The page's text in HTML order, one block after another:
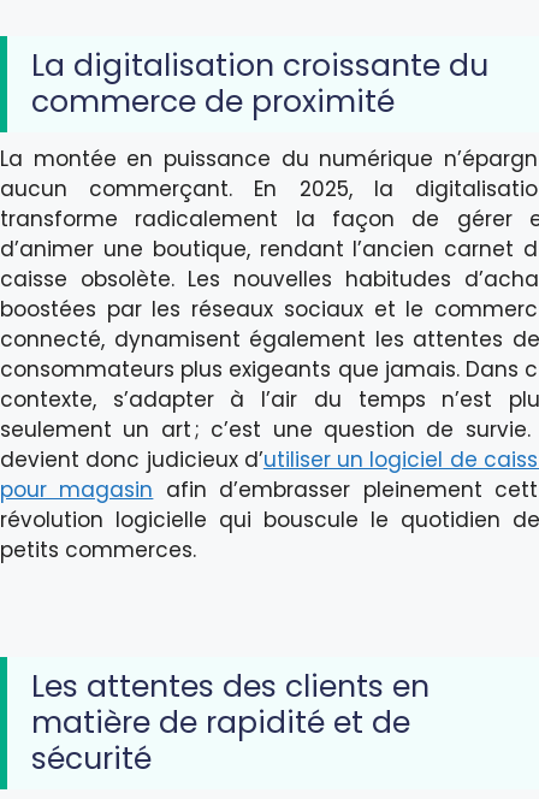
La digitalisation croissante du
commerce de proximité
La montée en puissance du numérique
aucun commerçant. En 2025, la
transforme radicalement la façon de gérer
d’animer une boutique, rendant l’ancien carnet
caisse obsolète. Les nouvelles habitudes
boostées par les réseaux sociaux et le
connecté, dynamisent également les attentes
consommateurs plus exigeants que jamais. Dans
contexte, s’adapter à l’air du temps n’est
seulement un art ; c’est une question de survie.
devient donc judicieux d’utiliser un logiciel de
pour magasin afin d’embrasser pleinement
révolution logicielle qui bouscule le quotidien
petits commerces.
Les attentes des clients en
matière de rapidité et de
sécurité